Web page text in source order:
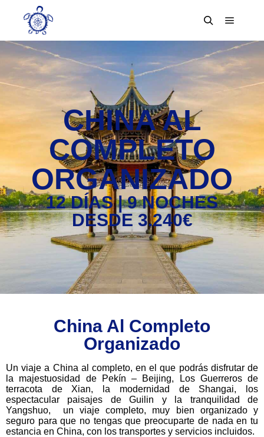
CHINA AL
COMPLETO
ORGANIZADO
12 DÍAS | 9 NOCHES
DESDE 3.240€
China Al Completo
Organizado
Un viaje a China al completo, en el que podrás disfrutar de
la majestuosidad de Pekín – Beijing, Los Guerreros de
terracota de Xian, la modernidad de Shangai, los
espectacular paisajes de Guilin y la tranquilidad de
Yangshuo, un viaje completo, muy bien organizado y
seguro para que no tengas que preocuparte de nada en tu
estancia en China, con los transportes y servicios incluidos.